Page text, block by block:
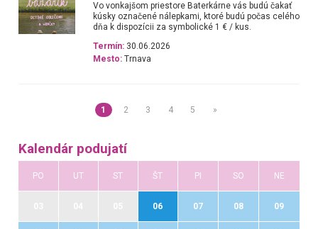
Vo vonkajšom priestore Baterkárne vás budú čakať
kúsky označené nálepkami, ktoré budú počas celého
dňa k dispozícii za symbolické 1 € / kus.
Termín: 30.06.2026
Mesto: Trnava
1 2 3 4 5 »
Kalendár podujatí
PO UT ST ŠT PI SO NE
06 07 08 09